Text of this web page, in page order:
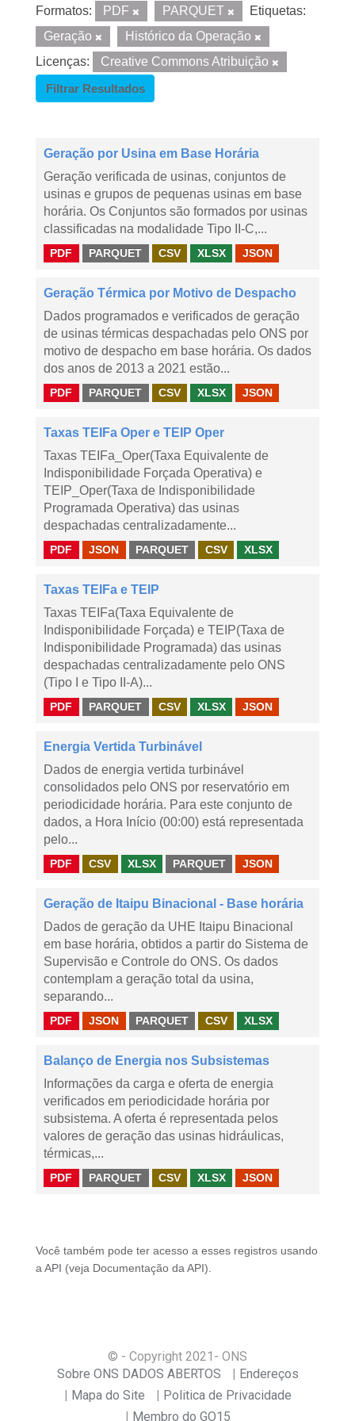
Formatos: PDF PARQUET
Etiquetas:
Geração
Histórico da Operação
Licenças:
Creative Commons Atribuição
Filtrar Resultados
Geração por Usina em Base Horária
Geração verificada de usinas, conjuntos de
usinas e grupos de pequenas usinas em base
horária. Os Conjuntos são formados por usinas
classificadas na modalidade Tipo II-C,...
PDF PARQUET CSV XLSX JSON
Geração Térmica por Motivo de Despacho
Dados programados e verificados de geração
de usinas térmicas despachadas pelo ONS por
motivo de despacho em base horária. Os dados
dos anos de 2013 a 2021 estão...
PDF PARQUET CSV XLSX JSON
Taxas TEIFa Oper e TEIP Oper
Taxas TEIFa_Oper(Taxa Equivalente de
Indisponibilidade Forçada Operativa) e
TEIP_Oper(Taxa de Indisponibilidade
Programada Operativa) das usinas
despachadas centralizadamente...
PDF JSON PARQUET CSV XLSX
Taxas TEIFa e TEIP
Taxas TEIFa(Taxa Equivalente de
Indisponibilidade Forçada) e TEIP(Taxa de
Indisponibilidade Programada) das usinas
despachadas centralizadamente pelo ONS
(Tipo I e Tipo II-A)...
PDF PARQUET CSV XLSX JSON
Energia Vertida Turbinável
Dados de energia vertida turbinável
consolidados pelo ONS por reservatório em
periodicidade horária. Para este conjunto de
dados, a Hora Início (00:00) está representada
pelo...
PDF CSV XLSX PARQUET JSON
Geração de Itaipu Binacional - Base horária
Dados de geração da UHE Itaipu Binacional
em base horária, obtidos a partir do Sistema de
Supervisão e Controle do ONS. Os dados
contemplam a geração total da usina,
separando...
PDF JSON PARQUET CSV XLSX
Balanço de Energia nos Subsistemas
Informações da carga e oferta de energia
verificados em periodicidade horária por
subsistema. A oferta é representada pelos
valores de geração das usinas hidráulicas,
térmicas,...
PDF PARQUET CSV XLSX JSON
Você também pode ter acesso a esses registros usando
a API (veja Documentação da API ).
© - Copyright 2021 - ONS
Sobre ONS DADOS ABERTOS
Endereços
Mapa do Site
Politica de Privacidade
Membro do GO15